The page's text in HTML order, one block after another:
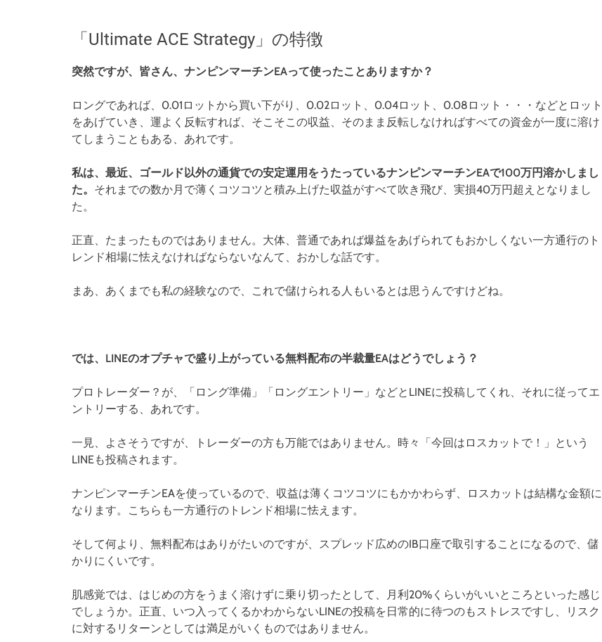
「Ultimate ACE Strategy」の特徴
突然ですが、皆さん、ナンピンマーチンEAって使ったことありますか？
ロングであれば、0.01ロットから買い下がり、0.02ロット、0.04ロット、0.08ロット・・・などとロット
をあげていき、運よく反転すれば、そこそこの収益、そのまま反転しなければすべての資金が一度に溶け
てしまうこともある、あれです。
私は、最近、ゴールド以外の通貨での安定運用をうたっているナンピンマーチンEAで100万円溶かしまし
た。 それまでの数か月で薄くコツコツと積み上げた収益がすべて吹き飛び、実損40万円超えとなりまし
た。
正直、たまったものではありません。大体、普通であれば爆益をあげられてもおかしくない一方通行のト
レンド相場に怯えなければならないなんて、おかしな話です。
まあ、あくまでも私の経験なので、これで儲けられる人もいるとは思うんですけどね。
では、LINEのオプチャで盛り上がっている無料配布の半裁量EAはどうでしょう？
プロトレーダー？が、「ロング準備」「ロングエントリー」などとLINEに投稿してくれ、それに従ってエ
ントリーする、あれです。
一見、よさそうですが、トレーダーの方も万能ではありません。時々「今回はロスカットで！」という
LINEも投稿されます。
ナンピンマーチンEAを使っているので、収益は薄くコツコツにもかかわらず、ロスカットは結構な金額に
なります。こちらも一方通行のトレンド相場に怯えます。
そして何より、無料配布はありがたいのですが、スプレッド広めのIB口座で取引することになるので、儲
かりにくいです。
肌感覚では、はじめの方をうまく溶けずに乗り切ったとして、月利20%くらいがいいところといった感じ
でしょうか。正直、いつ入ってくるかわからないLINEの投稿を日常的に待つのもストレスですし、リスク
に対するリターンとしては満足がいくものではありません。